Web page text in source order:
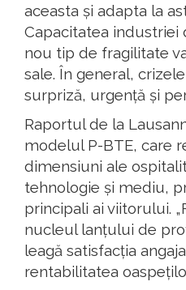
aceasta și adapta la
Capacitatea industriei
nou tip de fragilitate
sale. În general,
surpriză, urgență și
Raportul de la
modelul P-BTE, care
dimensiuni ale
tehnologie și mediu,
principali ai viitorului.
nucleul lanțului de
leagă satisfacția
rentabilitatea